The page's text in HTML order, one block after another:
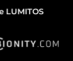
LUMITOS